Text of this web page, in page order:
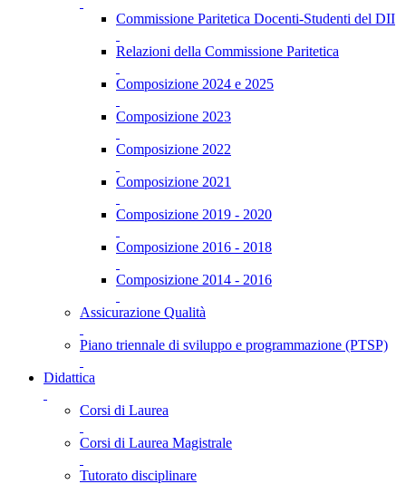
Commissione Paritetica Docenti-Studenti del DII
Relazioni della Commissione Paritetica
Composizione 2024 e 2025
Composizione 2023
Composizione 2022
Composizione 2021
Composizione 2019 - 2020
Composizione 2016 - 2018
Composizione 2014 - 2016
Assicurazione Qualità
Piano triennale di sviluppo e programmazione (PTSP)
Didattica
Corsi di Laurea
Corsi di Laurea Magistrale
Tutorato disciplinare